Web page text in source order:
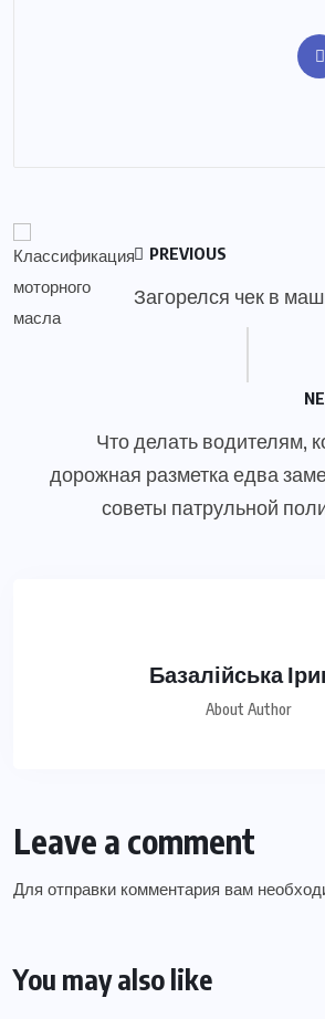
PREVIOUS
Загорелся чек в
Что делать водителям,
дорожная разметка едва
советы патрульной
Базалійська
About Author
Leave a comment
Для отправки комментария вам
You may also like